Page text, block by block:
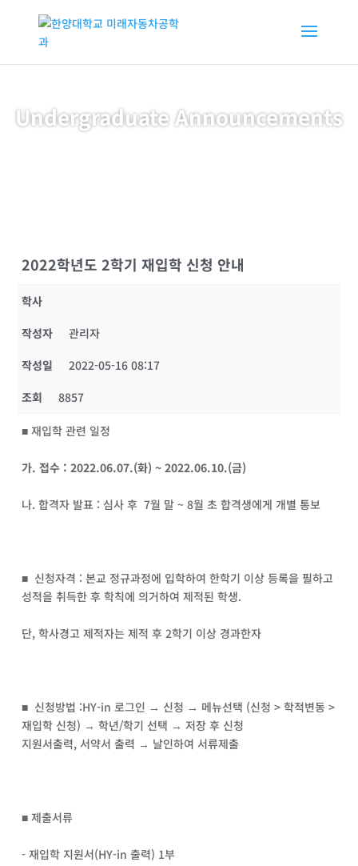
Undergraduate Announcements
2022학년도 2학기 재입학 신청 안내
학사
작성자
관리자
작성일
2022-05-16 08:17
조회
8857
■ 재입학 관련 일정
가. 접수 : 2022.06.07.(화) ~ 2022.06.10.(금)
나. 합격자 발표 : 심사 후 7월 말 ~ 8월 초 합격생에게 개별 통보
■ 신청자격 : 본교 정규과정에 입학하여 한학기 이상 등록을 필하고
성적을 취득한 후 학칙에 의거하여 제적된 학생.
단, 학사경고 제적자는 제적 후 2학기 이상 경과한자
■ 신청방법 :HY-in 로그인 → 신청 → 메뉴선택 (신청 > 학적변동 >
재입학 신청) → 학년/학기 선택 → 저장 후 신청
지원서출력, 서약서 출력 → 날인하여 서류제출
■ 제출서류
- 재입학 지원서(HY-in 출력) 1부